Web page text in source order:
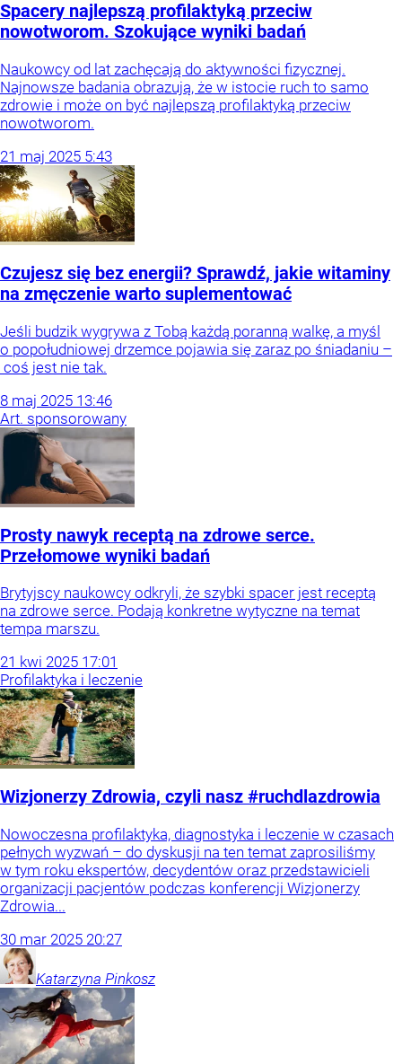
Spacery najlepszą profilaktyką przeciw
nowotworom. Szokujące wyniki badań
Naukowcy od lat zachęcają do aktywności fizycznej.
Najnowsze badania obrazują, że w istocie ruch to samo
zdrowie i może on być najlepszą profilaktyką przeciw
nowotworom.
21 maj 2025 5:43
Czujesz się bez energii? Sprawdź, jakie witaminy
na zmęczenie warto suplementować
Jeśli budzik wygrywa z Tobą każdą poranną walkę, a myśl
o popołudniowej drzemce pojawia się zaraz po śniadaniu –
coś jest nie tak.
8 maj 2025 13:46
Art. sponsorowany
Prosty nawyk receptą na zdrowe serce.
Przełomowe wyniki badań
Brytyjscy naukowcy odkryli, że szybki spacer jest receptą
na zdrowe serce. Podają konkretne wytyczne na temat
tempa marszu.
21 kwi 2025 17:01
Profilaktyka i leczenie
Wizjonerzy Zdrowia, czyli nasz #ruchdlazdrowia
Nowoczesna profilaktyka, diagnostyka i leczenie w czasach
pełnych wyzwań – do dyskusji na ten temat zaprosiliśmy
w tym roku ekspertów, decydentów oraz przedstawicieli
organizacji pacjentów podczas konferencji Wizjonerzy
Zdrowia...
30 mar 2025 20:27
Katarzyna Pinkosz